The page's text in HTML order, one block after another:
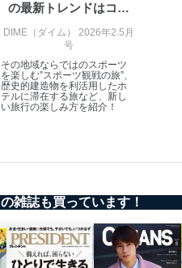
総務などの雇用管理等のた
品配送のため
業及びお客様がご購入され
の発売元企業からのｅメー
よる商品、
ス、キャンペーン等の広告
るご案内のため
サービス利用状況の把握お
合わせ対応、トラブル対
のため
当社のプライバシーポリシ
て公表する利用目的達成の
5については保有個人デ
の最新トレンドはコレ
だ！
DIME（ダイム） 2026年2.5月
号
その地域ならではのスポーツ
を楽しむ”スポーツ観戦の旅”、
歴史的建造物を利活用したホ
テルに滞在する旅など、新し
い旅行の楽しみ方を紹介！
雑誌も買っています！